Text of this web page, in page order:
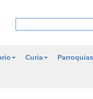
Curia Parroquias